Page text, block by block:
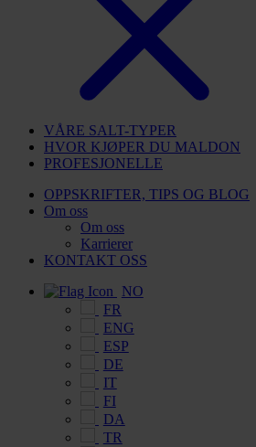
VÅRE SALT-TYPER
HVOR KJØPER DU MALDON
PROFESJONELLE
OPPSKRIFTER, TIPS OG BLOG
Om oss
Om oss
Karrierer
KONTAKT OSS
NO
FR
ENG
ESP
DE
IT
FI
DA
TR